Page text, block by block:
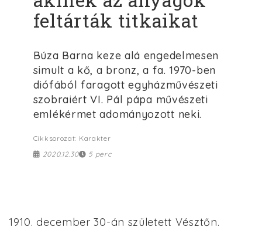
feltárták titkaikat
Búza Barna keze alá engedelmesen
simult a kő, a bronz, a fa. 1970-ben
diófából faragott egyházművészeti
szobraiért VI. Pál pápa művészeti
emlékérmet adományozott neki.
Cikksorozat: Karakter
2020.12.30
5 perc
1910. december 30-án született Vésztőn.